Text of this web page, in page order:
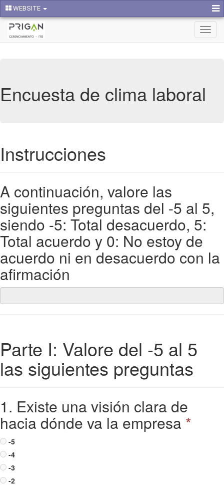
WEBSITE
Encuesta de clima laboral
Instrucciones
A continuación, valore las
siguientes preguntas del -5 al 5,
siendo -5: Total desacuerdo, 5:
Total acuerdo y 0: No estoy de
acuerdo ni en desacuerdo con la
afirmación
Parte I: Valore del -5 al 5
las siguientes preguntas
1. Existe una visión clara de
hacia dónde va la empresa *
-5
-4
-3
-2